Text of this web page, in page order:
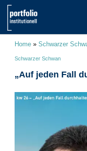
Home » Schwarzer
Schwarzer Schwan
„Auf jeden Fall